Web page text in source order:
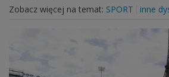
Zobacz więcej na temat: SPORT inne